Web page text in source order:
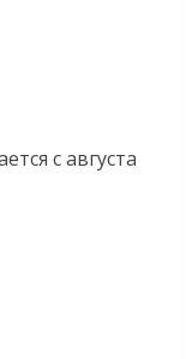
с августа